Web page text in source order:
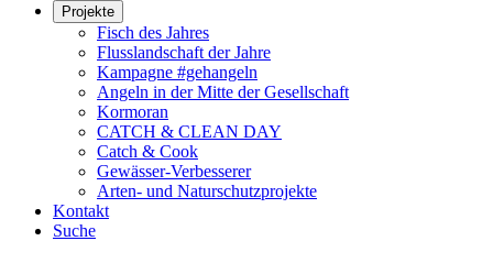
Projekte
Fisch des Jahres
Flusslandschaft der Jahre
Kampagne #gehangeln
Angeln in der Mitte der Gesellschaft
Kormoran
CATCH & CLEAN DAY
Catch & Cook
Gewässer-Verbesserer
Arten- und Naturschutzprojekte
Kontakt
Suche